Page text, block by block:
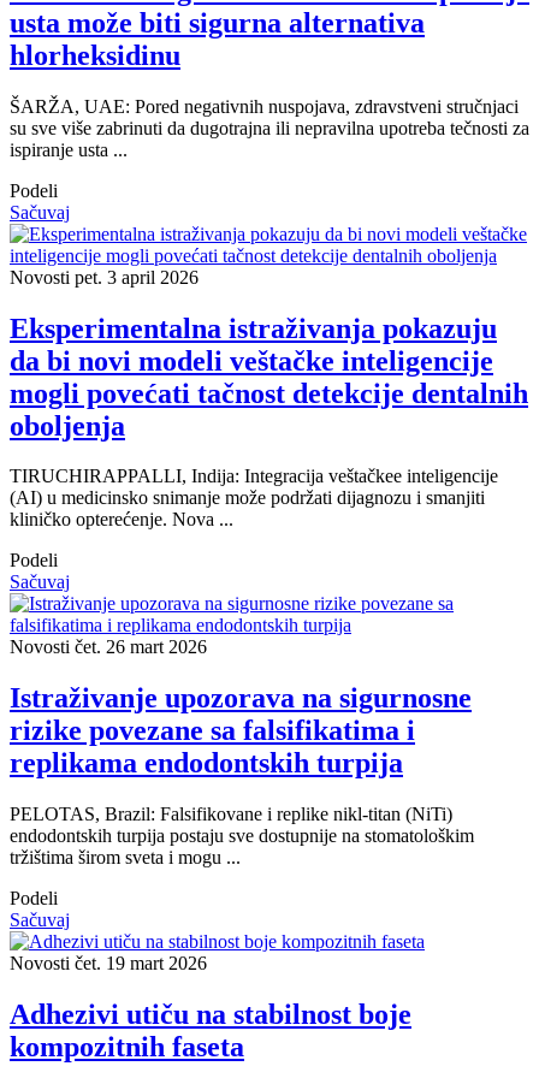
usta može biti sigurna alternativa
hlorheksidinu
ŠARŽA, UAE: Pored negativnih nuspojava, zdravstveni stručnjaci
su sve više zabrinuti da dugotrajna ili nepravilna upotreba tečnosti za
ispiranje usta ...
Podeli
Sačuvaj
Novosti pet. 3 april 2026
Eksperimentalna istraživanja pokazuju
da bi novi modeli veštačke inteligencije
mogli povećati tačnost detekcije dentalnih
oboljenja
TIRUCHIRAPPALLI, Indija: Integracija veštačkee inteligencije
(AI) u medicinsko snimanje može podržati dijagnozu i smanjiti
kliničko opterećenje. Nova ...
Podeli
Sačuvaj
Novosti čet. 26 mart 2026
Istraživanje upozorava na sigurnosne
rizike povezane sa falsifikatima i
replikama endodontskih turpija
PELOTAS, Brazil: Falsifikovane i replike nikl-titan (NiTi)
endodontskih turpija postaju sve dostupnije na stomatološkim
tržištima širom sveta i mogu ...
Podeli
Sačuvaj
Novosti čet. 19 mart 2026
Adhezivi utiču na stabilnost boje
kompozitnih faseta